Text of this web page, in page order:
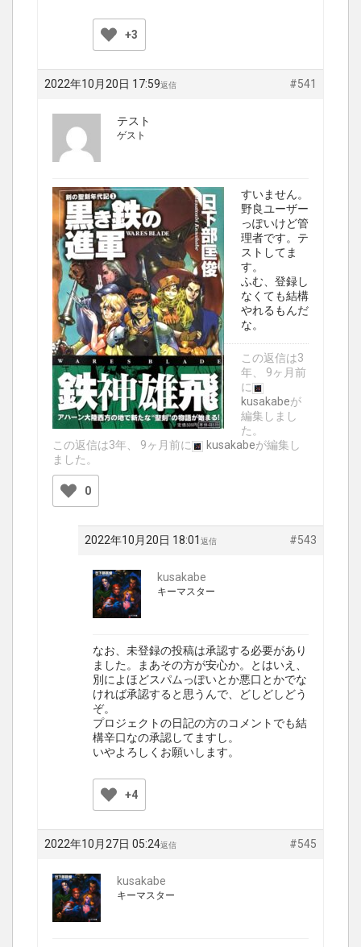
+3
2022年10月20日 17:59 #541
返信
テスト
ゲスト
すいません。
野良ユーザー
っぽいけど管
理者です。テ
ストしてま
す。
ふむ、登録し
なくても結構
やれるもんだ
な。
この返信は3
年、 9ヶ月前
に
kusakabeが
編集しまし
た。
この返信は3年、 9ヶ月前に
kusakabeが編集し
ました。
0
2022年10月20日 18:01 #543
返信
kusakabe
キーマスター
なお、未登録の投稿は承認する必要があり
ました。まあその方が安心か。とはいえ、
別によほどスパムっぽいとか悪口とかでな
ければ承認すると思うんで、どしどしどう
ぞ。
プロジェクトの日記の方のコメントでも結
構辛口なの承認してますし。
いやよろしくお願いします。
+4
2022年10月27日 05:24 #545
返信
kusakabe
キーマスター